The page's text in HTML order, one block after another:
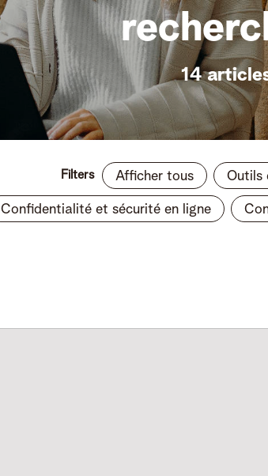
14
Filters Afficher tous Outils
Confidentialité et sécurité en ligne